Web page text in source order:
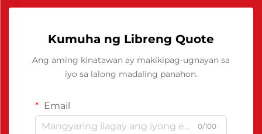
Kumuha ng Libreng Quote
Ang aming kinatawan ay makikipag-ugnayan sa
iyo sa lalong madaling panahon.
Email
0/100